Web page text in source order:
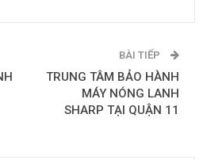
BÀI TIẾP
TRUNG TÂM BẢO HÀNH
MÁY NÓNG LANH
SHARP TẠI QUẬN 11